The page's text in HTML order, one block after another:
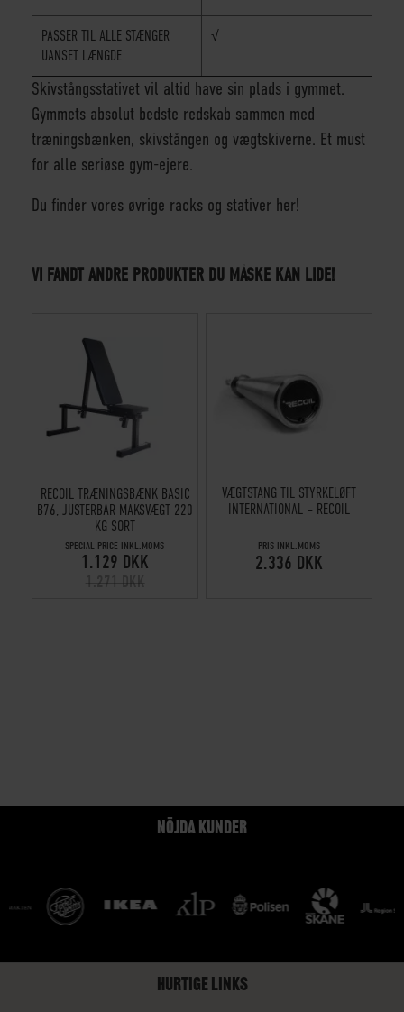
PASSER TIL ALLE STÆNGER
UANSET LÆNGDE
√
Skivstångsstativet vil altid have sin plads i gymmet.
Gymmets absolut bedste redskab sammen med
træningsbænken, skivstången og vægtskiverne. Et must
for alle seriøse gym-ejere.
Du finder vores øvrige racks og stativer her!
VI FANDT ANDRE PRODUKTER DU MÅSKE KAN LIDE!
RECOIL TRÆNINGSBÆNK BASIC
B76, JUSTERBAR MAKSVÆGT 220
KG SORT
SPECIAL PRICE INKL.MOMS
1.129 DKK
1.271 DKK
VÆGTSTANG TIL STYRKELØFT
INTERNATIONAL – RECOIL
PRIS INKL.MOMS
2.336 DKK
NÖJDA KUNDER
HURTIGE LINKS